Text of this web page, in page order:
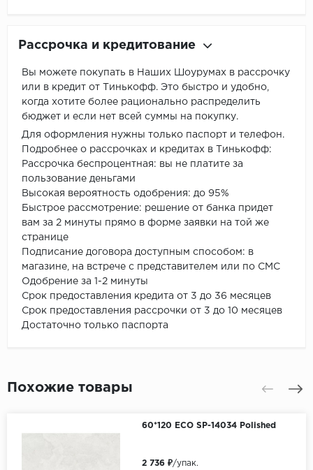
Рассрочка и кредитование
Вы можете покупать в Наших Шоурумах в рассрочку
или в кредит от Тинькофф. Это быстро и удобно,
когда хотите более рационально распределить
бюджет и если нет всей суммы на покупку.
Для оформления нужны только паспорт и телефон.
Подробнее о рассрочках и кредитах в Тинькофф:
Рассрочка беспроцентная: вы не платите за
пользование деньгами
Высокая вероятность одобрения: до 95%
Быстрое рассмотрение: решение от банка придет
вам за 2 минуты прямо в форме заявки на той же
странице
Подписание договора доступным способом: в
магазине, на встрече с представителем или по СМС
Одобрение за 1-2 минуты
Срок предоставления кредита от 3 до 36 месяцев
Срок предоставления рассрочки от 3 до 10 месяцев
Достаточно только паспорта
Похожие товары
60*120 ECO SP-14034 Polished
2 736 ₽/упак.